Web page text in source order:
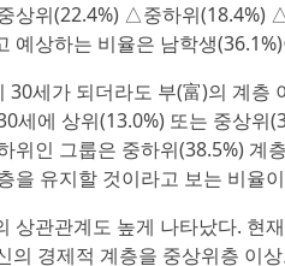
상위(22.4%) △중하위(18.4%)
예상하는 비율은 남학생
30세가 되더라도 부(富)의 계층
세에 상위(13.0%) 또는 중상위
위인 그룹은 중하위(38.5%) 계
을 유지할 것이라고 보는 비율
상관관계도 높게 나타났다. 현
의 경제적 계층을 중상위층 이